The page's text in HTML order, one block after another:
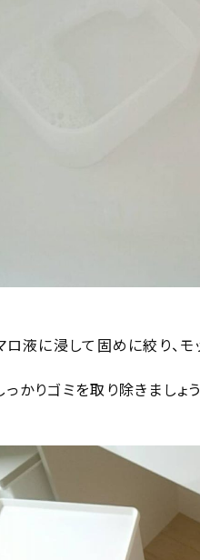
ロ液に浸して固めに絞り、モ
かりゴミを取り除きましょう